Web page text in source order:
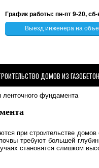
График работы: пн-пт 9-20, сб-
Выезд инженера на
ДОМОВ ИЗ
ленточного фундамента
при строительстве
требуют большей
становятся слишком